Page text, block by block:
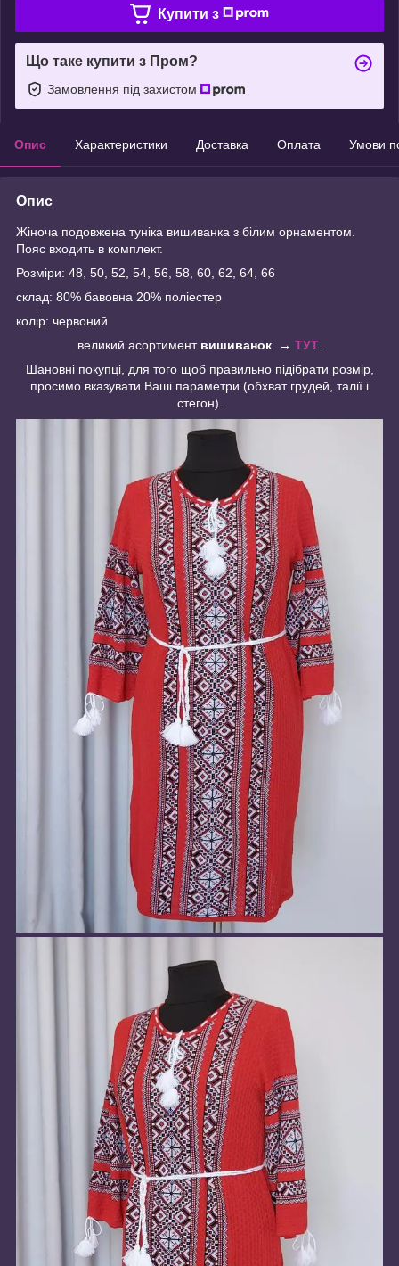
Купити з
Що таке купити з Пром?
Замовлення під захистом
Опис Характеристики Доставка Оплата Умови
Опис
Жіноча подовжена туніка вишиванка з білим орнаментом.
Пояс входить в комплект.
Розміри: 48, 50, 52, 54, 56, 58, 60, 62, 64, 66
склад: 80% бавовна 20% поліестер
колір: червоний
великий асортимент вишиванок→ ТУТ.
Шановні покупці, для того щоб правильно підібрати розмір,
просимо вказувати Ваші параметри (обхват грудей, талії і
стегон).